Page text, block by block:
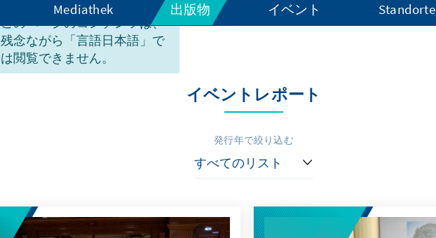
このページのコンテンツは、
残念ながら「言語日本語」で
は閲覧できません。
Mediathek 出版物 イベント Standorte
イベントへの寄稿
イベントレポート
発行年で絞り込む